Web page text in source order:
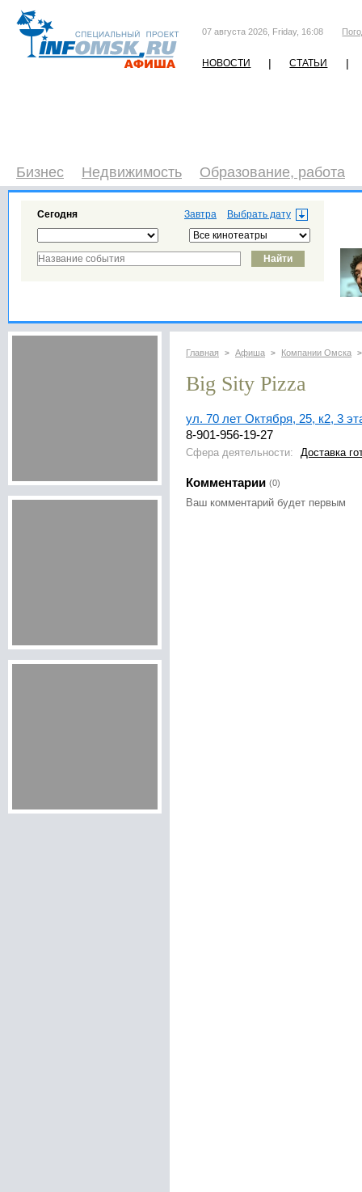
07 августа 2026, Friday, 16:08
НОВОСТИ | СТАТЬИ |
Бизнес Недвижимость Образование, работа
Завтра
Сегодня
Главная > Афиша > Компании Омска >
Big Sity Pizza
ул. 70 лет Октября, 25, к2, 3
8-901-956-19-27
Сфера деятельности: Доставка
Комментарии (0)
Ваш комментарий будет первым